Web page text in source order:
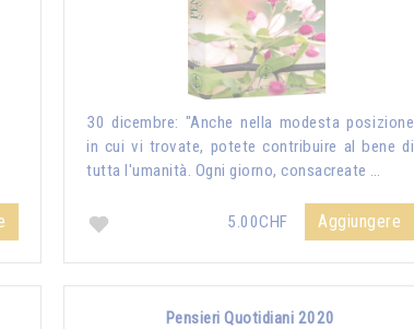
30 dicembre: "Anche nella modesta posizione
in cui vi trovate, potete contribuire al bene di
tutta l'umanità. Ogni giorno, consacreate …
5.00CHF Aggiungere
Pensieri Quotidiani 2020